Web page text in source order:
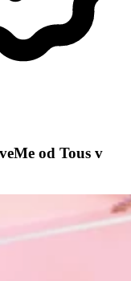
od Tous v